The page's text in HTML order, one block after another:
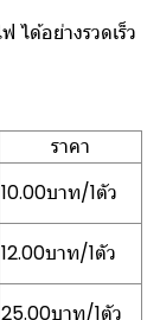
ได้อย่างรวดเร็ว
ราคา
10.00บาท/1ตัว
12.00บาท/1ตัว
25.00บาท/1ตัว